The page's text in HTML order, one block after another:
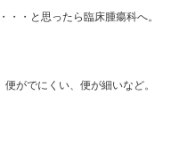
・・と思ったら臨床腫瘍科へ。
がでにくい、便が細いなど。